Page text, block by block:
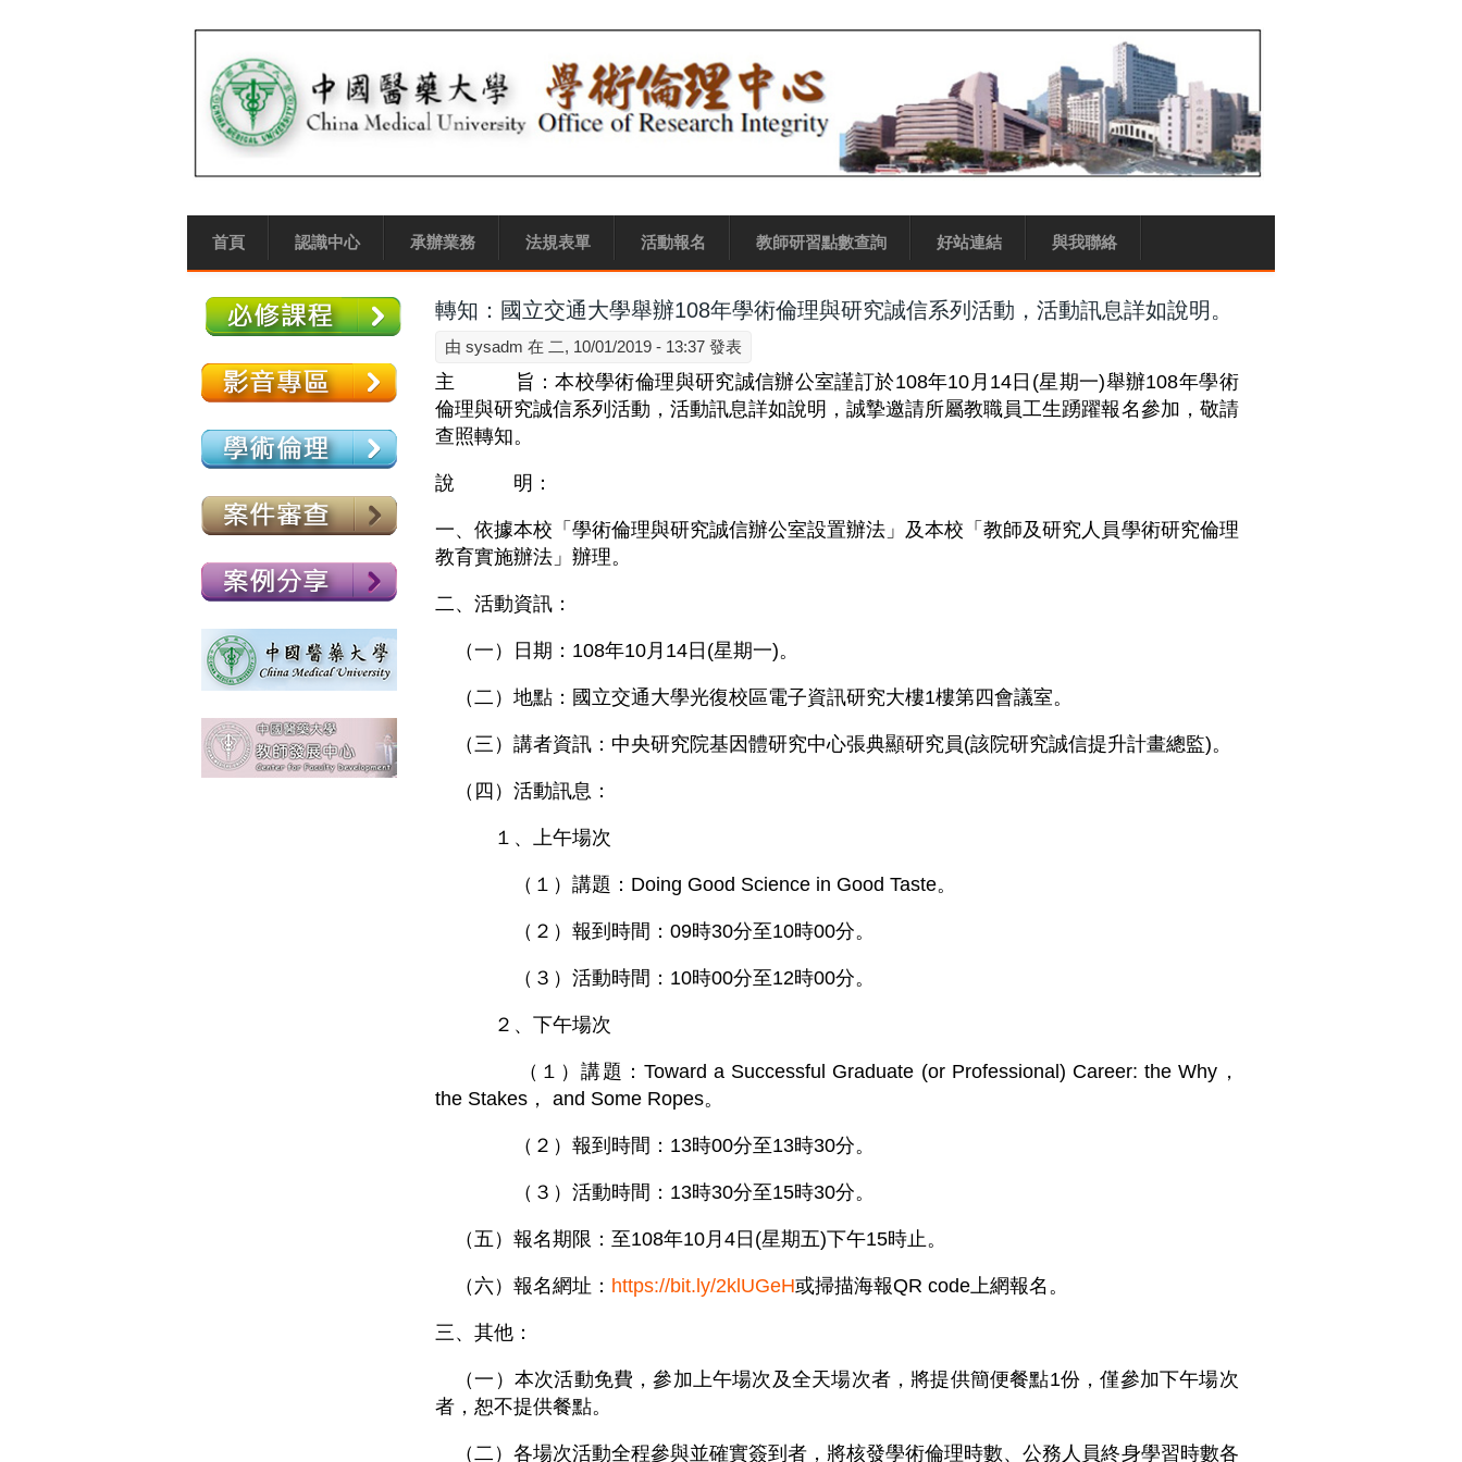
首頁 認識中心 承辦業務 法規表單 活動報名 教師研習點數查詢 好站連結 與我聯絡
轉知：國立交通大學舉辦108年學術倫理與研究誠信系列活動，活動訊息詳如說明。
由sysadm 在 二, 10/01/2019 - 13:37 發表
主 旨：本校學術倫理與研究誠信辦公室謹訂於108年10月14日(星期一)舉辦108年學術
倫理與研究誠信系列活動，活動訊息詳如說明，誠摯邀請所屬教職員工生踴躍報名參加，敬請
查照轉知。
說 明：
一、依據本校「學術倫理與研究誠信辦公室設置辦法」及本校「教師及研究人員學術研究倫理
教育實施辦法」辦理。
二、活動資訊：
（一）日期：108年10月14日(星期一)。
（二）地點：國立交通大學光復校區電子資訊研究大樓1樓第四會議室。
（三）講者資訊：中央研究院基因體研究中心張典顯研究員(該院研究誠信提升計畫總監)。
（四）活動訊息：
１、上午場次
（１）講題：Doing Good Science in Good Taste。
（２）報到時間：09時30分至10時00分。
（３）活動時間：10時00分至12時00分。
２、下午場次
（１）講題：Toward a Successful Graduate (or Professional) Career: the Why，
the Stakes， and Some Ropes。
（２）報到時間：13時00分至13時30分。
（３）活動時間：13時30分至15時30分。
（五）報名期限：至108年10月4日(星期五)下午15時止。
（六）報名網址： https://bit.ly/2klUGeH或掃描海報QR code上網報名。
三、其他：
（一）本次活動免費，參加上午場次及全天場次者，將提供簡便餐點1份，僅參加下午場次
者，恕不提供餐點。
（二）各場次活動全程參與並確實簽到者，將核發學術倫理時數、公務人員終身學習時數各